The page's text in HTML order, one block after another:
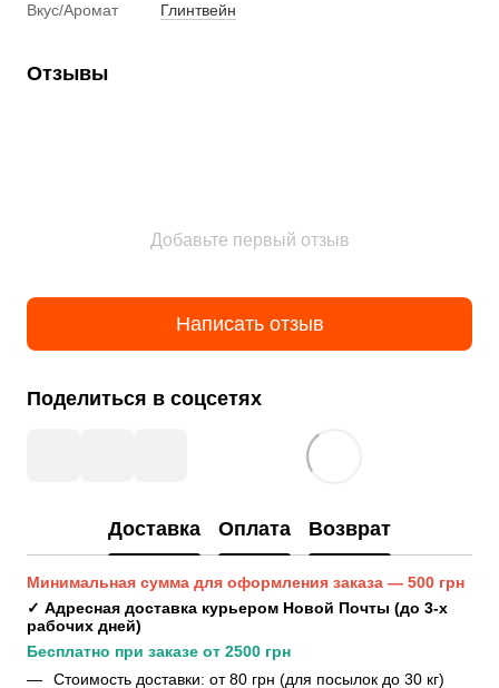
Вкус/Аромат
Глинтвейн
Отзывы
Добавьте первый отзыв
Написать отзыв
Поделиться в соцсетях
Доставка Оплата Возврат
Минимальная сумма для оформления заказа — 500 грн
✓ Адресная доставка курьером Новой Почты (до 3-х
рабочих дней)
Бесплатно при заказе от 2500 грн
Стоимость доставки: от 80 грн (для посылок до 30 кг)